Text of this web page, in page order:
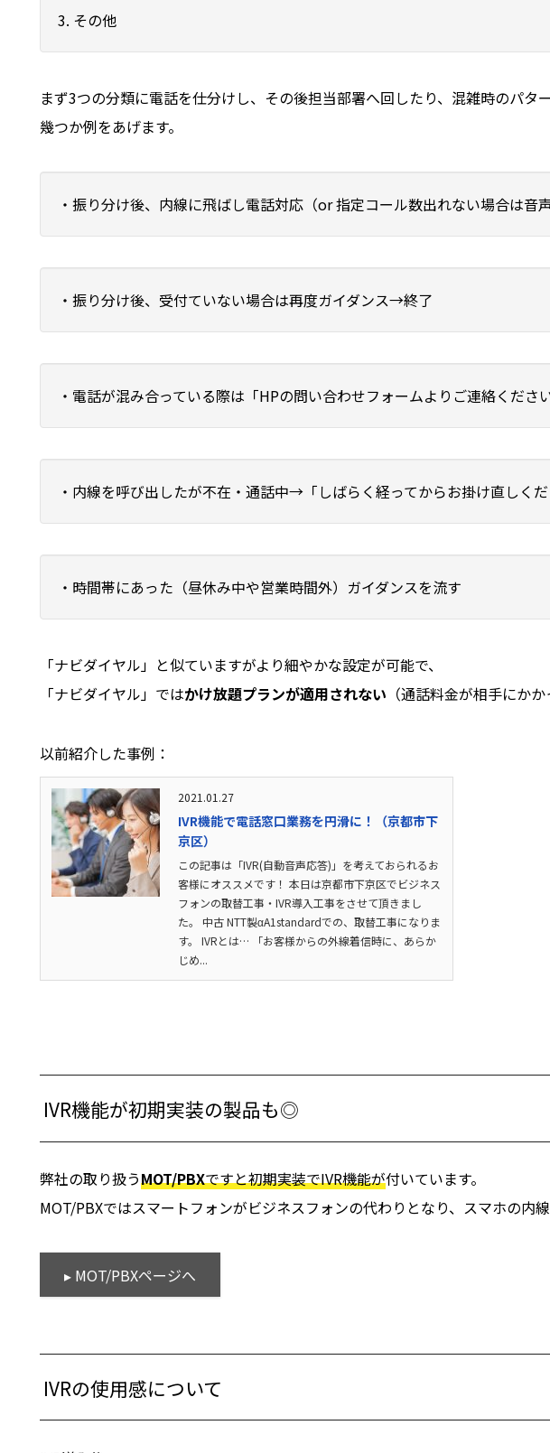
3. その他
まず3つの分類に電話を仕分けし、その後担当部署へ回したり、混雑時のパタ
幾つか例をあげます。
・振り分け後、内線に飛ばし電話対応（or 指定コール数出れない場合は音
・振り分け後、受付ていない場合は再度ガイダンス→終了
・電話が混み合っている際は「HPの問い合わせフォームよりご連絡くだ
・内線を呼び出したが不在・通話中→「しばらく経ってからお掛け直しく
・時間帯にあった（昼休み中や営業時間外）ガイダンスを流す
「ナビダイヤル」と似ていますがより細やかな設定が可能で、
「ナビダイヤル」ではかけ放題プランが適用されない （通話料金が相手にか
以前紹介した事例：
2021.01.27
IVR機能で電話窓口業務を円滑に！（京都市下
京区）
この記事は「IVR(自動音声応答)」を考えておられるお
客様にオススメです！ 本日は京都市下京区でビジネス
フォンの取替工事・IVR導入工事をさせて頂きまし
た。 中古 NTT製αA1standardでの、取替工事になりま
す。 IVRとは… 「お客様からの外線着信時に、あらか
じめ...
IVR機能が初期実装の製品も◎
弊社の取り扱うMOT/PBXですと初期実装でIVR機能が付いています。
MOT/PBXではスマートフォンがビジネスフォンの代わりとなり、スマホの内
▸ MOT/PBXページへ
IVRの使用感について